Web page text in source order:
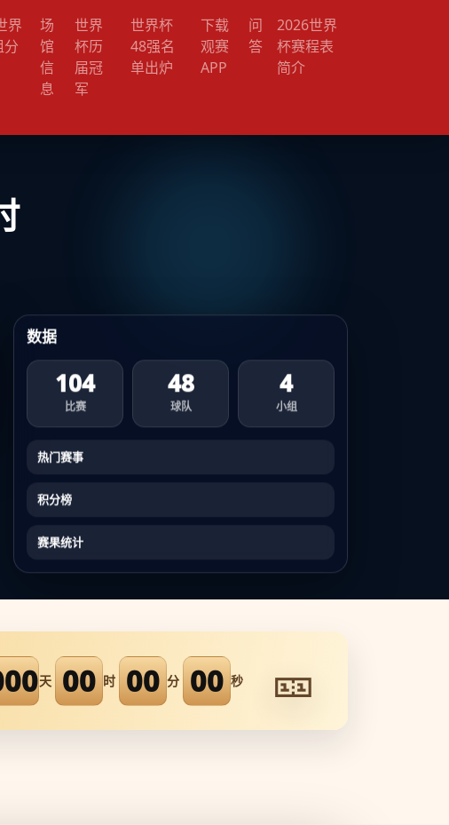
界
分
场
馆
信
息
世界
杯历
届冠
军
世界杯
48强名
单出炉
下载
观赛
APP
问
答
2026世界
杯赛程表
简介
数据
104
比赛
48
球队
4
小组
热门赛事
积分榜
赛果统计
天 00 时 00 分 00 秒 🎫